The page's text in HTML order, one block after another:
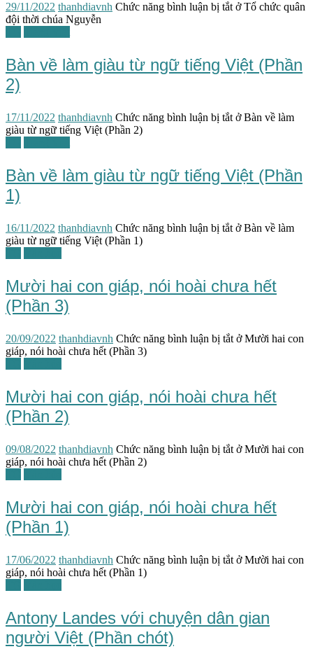
29/11/2022 thanhdiavnh Chức năng bình luận bị tắt ở Tổ chức quân
đội thời chúa Nguyễn
Bàn về làm giàu từ ngữ tiếng Việt (Phần
2)
17/11/2022 thanhdiavnh Chức năng bình luận bị tắt ở Bàn về làm
giàu từ ngữ tiếng Việt (Phần 2)
Bàn về làm giàu từ ngữ tiếng Việt (Phần
1)
16/11/2022 thanhdiavnh Chức năng bình luận bị tắt ở Bàn về làm
giàu từ ngữ tiếng Việt (Phần 1)
Mười hai con giáp, nói hoài chưa hết
(Phần 3)
20/09/2022 thanhdiavnh Chức năng bình luận bị tắt ở Mười hai con
giáp, nói hoài chưa hết (Phần 3)
Mười hai con giáp, nói hoài chưa hết
(Phần 2)
09/08/2022 thanhdiavnh Chức năng bình luận bị tắt ở Mười hai con
giáp, nói hoài chưa hết (Phần 2)
Mười hai con giáp, nói hoài chưa hết
(Phần 1)
17/06/2022 thanhdiavnh Chức năng bình luận bị tắt ở Mười hai con
giáp, nói hoài chưa hết (Phần 1)
Antony Landes với chuyện dân gian
người Việt (Phần chót)